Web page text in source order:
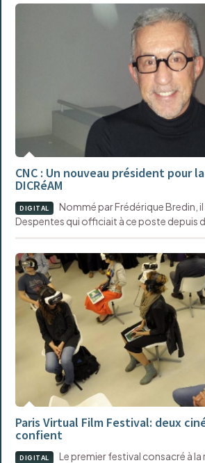
CNC : Un nouveau président pour
DICRéAM
DIGITAL
Nommé par Frédérique Bredin,
Despentes qui officiait à ce poste depuis
Paris Virtual Film Festival: deux
confient
DIGITAL
Le premier festival consacré à la